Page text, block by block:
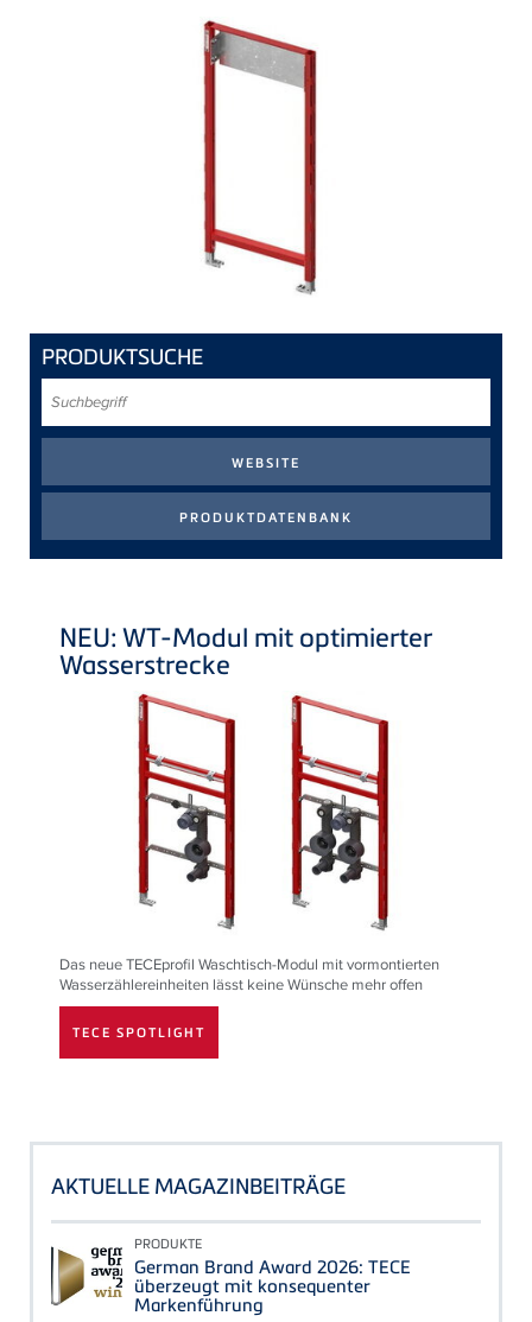
PRODUKTSUCHE
NEU: WT-Modul mit optimierter
Wasserstrecke
Das neueTECEprofil Waschtisch-Modul mit vormontierten
Wasserzählereinheiten lässt keine Wünsche mehr offen
TECE SPOTLIGHT
AKTUELLE MAGAZINBEITRÄGE
PRODUKTE
German Brand Award 2026: TECE
überzeugt mit konsequenter
Markenführung